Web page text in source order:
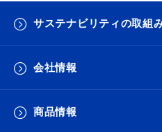
サステナビリティの取組
会社情報
商品情報